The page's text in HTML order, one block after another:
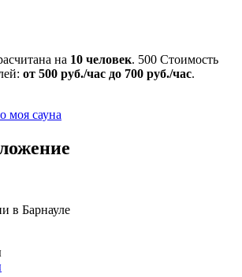
на 10 человек. 500 Стоимость
от 500 руб./час до 700 руб./час.
моя сауна
в Барнауле